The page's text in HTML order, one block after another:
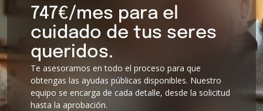
747€/mes para el
cuidado de tus seres
queridos.
Te asesoramos en todo el proceso para que
obtengas las ayudas públicas disponibles. Nuestro
equipo se encarga de cada detalle, desde la solicitud
hasta la aprobación.